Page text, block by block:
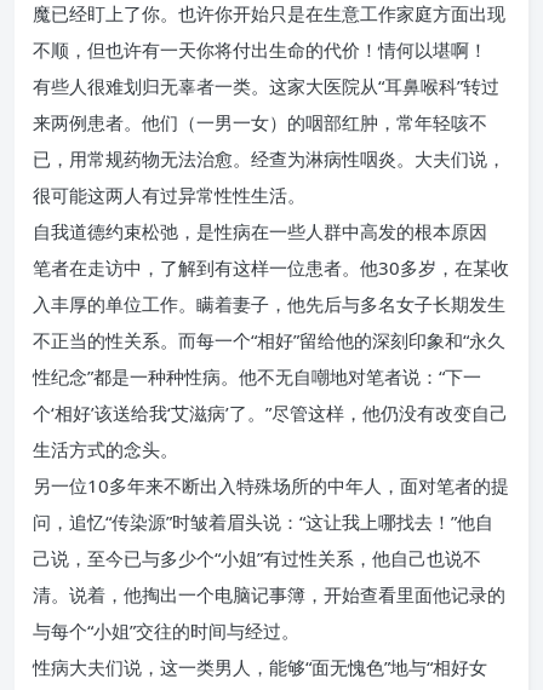
魔已经盯上了你。也许你开始只是在生意工作家庭方面出现
不顺，但也许有一天你将付出生命的代价！情何以堪啊！
有些人很难划归无辜者一类。这家大医院从“耳鼻喉科”转过
来两例患者。他们（一男一女）的咽部红肿，常年轻咳不
已，用常规药物无法治愈。经查为淋病性咽炎。大夫们说，
很可能这两人有过异常性性生活。
自我道德约束松弛，是性病在一些人群中高发的根本原因
笔者在走访中，了解到有这样一位患者。他30多岁，在某收
入丰厚的单位工作。瞒着妻子，他先后与多名女子长期发生
不正当的性关系。而每一个“相好”留给他的深刻印象和“永久
性纪念”都是一种种性病。他不无自嘲地对笔者说：“下一
个‘相好’该送给我‘艾滋病’了。”尽管这样，他仍没有改变自己
生活方式的念头。
另一位10多年来不断出入特殊场所的中年人，面对笔者的提
问，追忆“传染源”时皱着眉头说：“这让我上哪找去！”他自
己说，至今已与多少个“小姐”有过性关系，他自己也说不
清。说着，他掏出一个电脑记事簿，开始查看里面他记录的
与每个“小姐”交往的时间与经过。
性病大夫们说，这一类男人，能够“面无愧色”地与“相好女